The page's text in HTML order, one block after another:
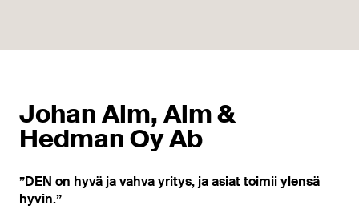
Johan Alm, Alm &
Hedman Oy Ab
”DEN on hyvä ja vahva yritys, ja asiat toimii ylensä
hyvin.”